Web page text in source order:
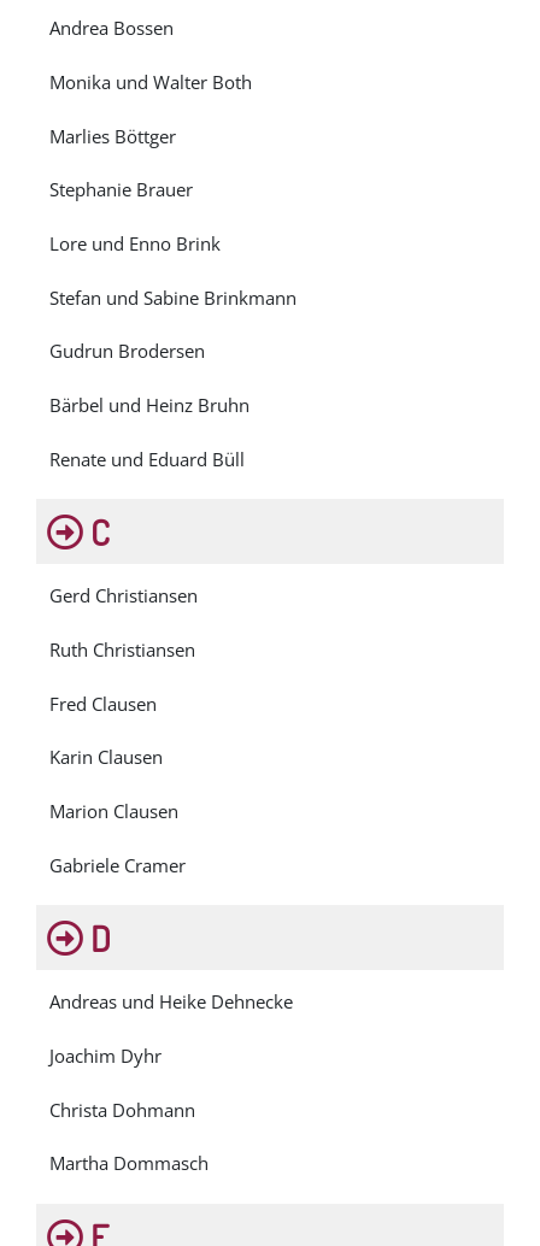
Andrea Bossen
Monika und Walter Both
Marlies Böttger
Stephanie Brauer
Lore und Enno Brink
Stefan und Sabine Brinkmann
Gudrun Brodersen
Bärbel und Heinz Bruhn
Renate und Eduard Büll
C
Gerd Christiansen
Ruth Christiansen
Fred Clausen
Karin Clausen
Marion Clausen
Gabriele Cramer
D
Andreas und Heike Dehnecke
Joachim Dyhr
Christa Dohmann
Martha Dommasch
E